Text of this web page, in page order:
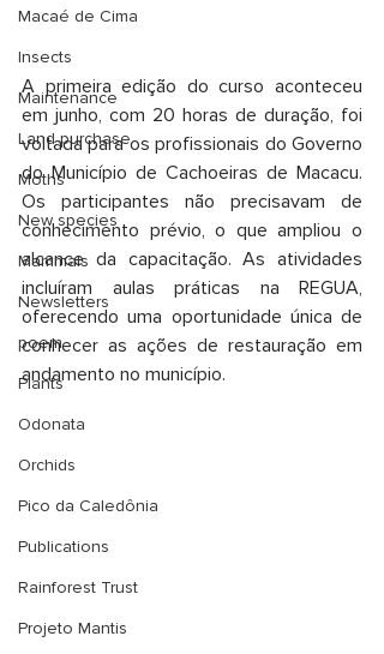
Macaé de Cima
Insects
Maintenance
Land purchase
Moths
New species
Mammals
Newsletters
poem
Plants
Odonata
Orchids
Pico da Caledônia
Publications
Rainforest Trust
Projeto Mantis
A primeira edição do curso aconteceu
em junho, com 20 horas de duração, foi
voltada para os profissionais do Governo
do Município de Cachoeiras de Macacu.
Os participantes não precisavam de
conhecimento prévio, o que ampliou o
alcance da capacitação. As atividades
incluíram aulas práticas na REGUA,
oferecendo uma oportunidade única de
conhecer as ações de restauração em
andamento no município.